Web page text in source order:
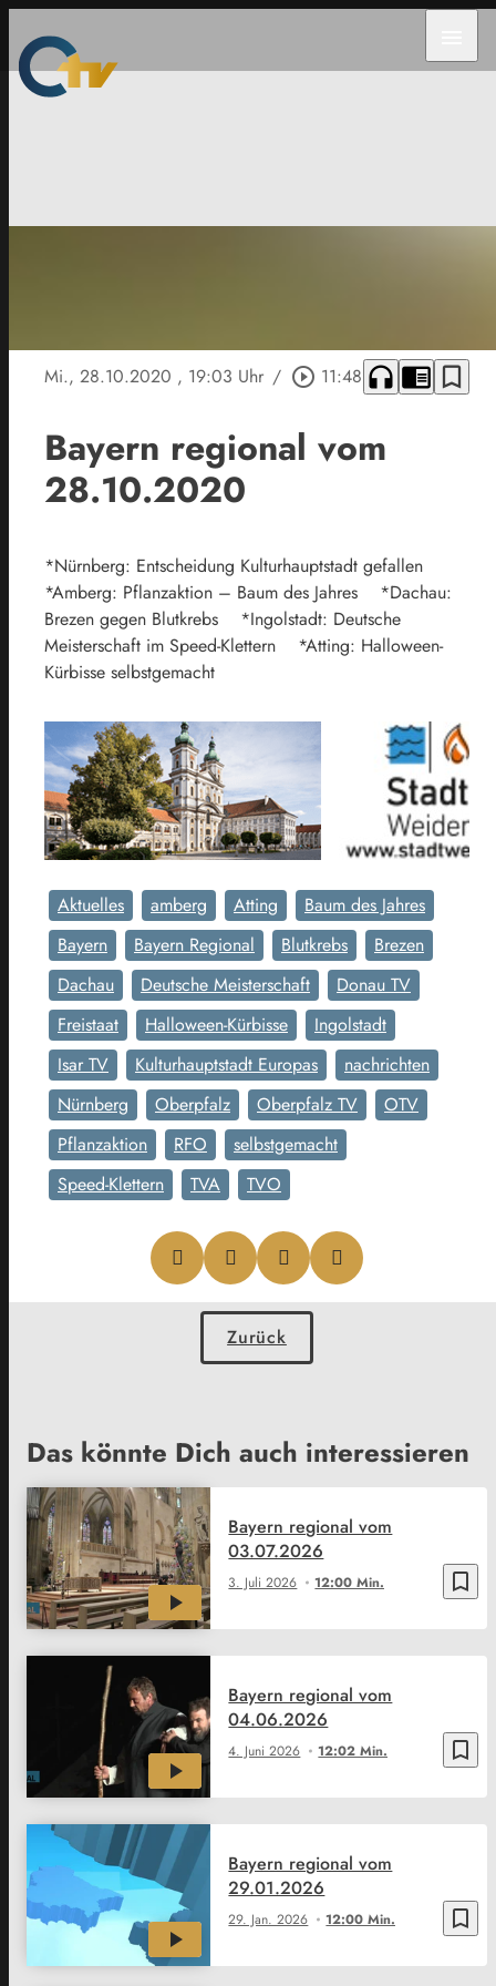
Mi., 28.10.2020 , 19:03 Uhr / play_circle_outline 11:48 headphones chrome_reader_mode bookmark_border
Bayern regional vom
28.10.2020
*Nürnberg: Entscheidung Kulturhauptstadt gefallen
*Amberg: Pflanzaktion – Baum des Jahres *Dachau:
Brezen gegen Blutkrebs *Ingolstadt: Deutsche
Meisterschaft im Speed-Klettern *Atting: Halloween-
Kürbisse selbstgemacht
Aktuelles amberg Atting
Baum des Jahres
Bayern
Bayern Regional Blutkrebs
Brezen
Dachau
Deutsche Meisterschaft
Donau TV
Freistaat
Halloween-Kürbisse
Ingolstadt
Isar TV
Kulturhauptstadt Europas
nachrichten
Nürnberg
Oberpfalz Oberpfalz TV
OTV
Pflanzaktion
RFO
selbstgemacht
Speed-Klettern
TVA TVO
Zurück
Das könnte Dich auch interessieren
bookmark_border
3. Juli 2026 12:00 Min.
Bayern regional vom
03.07.2026
bookmark_border
4. Juni 2026 12:02 Min.
Bayern regional vom
04.06.2026
bookmark_border
29. Jan. 2026 12:00 Min.
Bayern regional vom
29.01.2026